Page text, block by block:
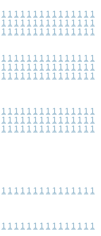
1 1 1 1 1 1 1 1 1 1 1 1 1 1 1
1 1 1 1 1 1 1 1 1 1 1 1 1 1 1
1 1 1 1 1 1 1 1 1 1 1 1 1 1 1
1 1 1 1 1 1 1 1 1 1 1 1 1 1 1
1 1 1 1 1 1 1 1 1 1 1 1 1 1 1
1 1 1 1 1 1 1 1 1 1 1 1 1 1 1
1 1 1 1 1 1 1 1 1 1 1 1 1 1 1
1 1 1 1 1 1 1 1 1 1 1 1 1 1 1
1 1 1 1 1 1 1 1 1 1 1 1 1 1 1
1 1 1 1 1 1 1 1 1 1 1 1 1 1 1
1 1 1 1 1 1 1 1 1 1 1 1 1 1 1